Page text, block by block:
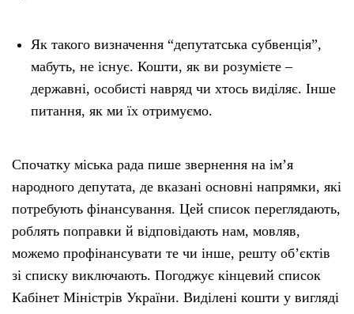
Як такого визначення “депутатська субвенція”,
мабуть, не існує. Кошти, як ви розумієте –
державні, особисті навряд чи хтось виділяє. Інше
питання, як ми їх отримуємо.
Спочатку міська рада пише звернення на ім’я
народного депутата, де вказані основні напрямки, які
потребують фінансування. Цей список переглядають,
роблять поправки й відповідають нам, мовляв,
можемо профінансувати те чи інше, решту об’єктів
зі списку виключають. Погоджує кінцевий список
Кабінет Міністрів України. Виділені кошти у вигляді